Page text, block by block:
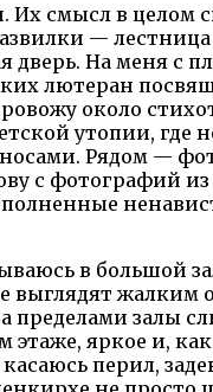
смысл в целом
—
На меня с
лютеран
около
утопии, где
Рядом —
с фотографий из
в большой
выглядят
пределами залы
яркое и,
перил,